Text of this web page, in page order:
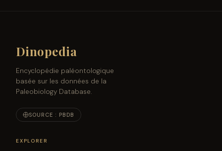
Dinopedia
Encyclopédie paléontologique
basée sur les données de la
Paleobiology Database.
SOURCE : PBDB
EXPLORER